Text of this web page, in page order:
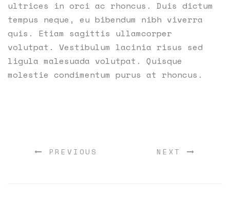
ultrices in orci ac rhoncus. Duis dictum
tempus neque, eu bibendum nibh viverra
quis. Etiam sagittis ullamcorper
volutpat. Vestibulum lacinia risus sed
ligula malesuada volutpat. Quisque
molestie condimentum purus at rhoncus.
PREVIOUS NEXT